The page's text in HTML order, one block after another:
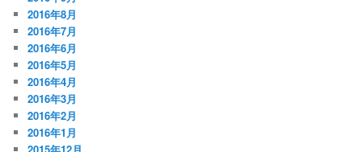
2016年8月
2016年7月
2016年6月
2016年5月
2016年4月
2016年3月
2016年2月
2016年1月